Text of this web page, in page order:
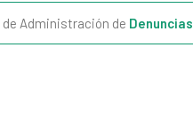
Administración de Denuncias